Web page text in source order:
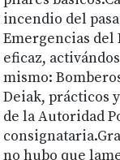
incendio del
Emergencias del
eficaz,
mismo:
Deiak, prácticos
de la Autoridad
no hubo que